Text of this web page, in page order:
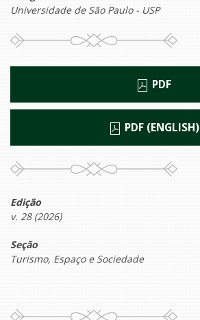
Universidade de São Paulo - USP
PDF
PDF (ENGLISH)
Edição
v. 28 (2026)
Seção
Turismo, Espaço e Sociedade